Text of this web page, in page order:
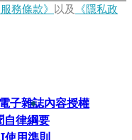
服務條款》 以及 《隱私政
子雜誌內容授權
自律綱要